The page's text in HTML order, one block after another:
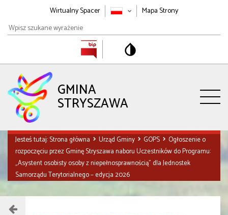
Wirtualny Spacer
Mapa Strony
Wpisz
szukane
GMINA
STRYSZAWA
Jesteś tutaj:Strona główna Urząd Gminy GOPS
Ogłoszenie o
rozpoczęciu przez Gminę Stryszawa naboru Uczestników do Programu:
„Asystent osobisty osoby z niepełnosprawnością” dla Jednostek
Samorządu Terytorialnego – edycja 2026